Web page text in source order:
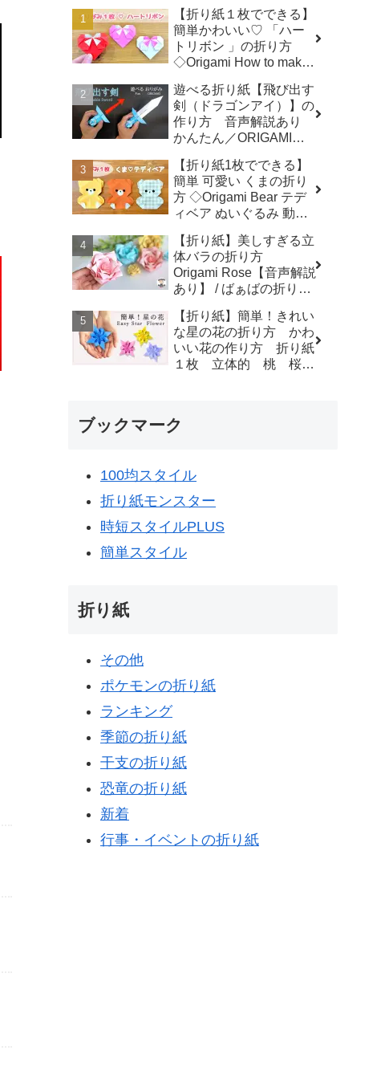
【折り紙１枚でできる】
簡単かわいい♡ 「ハー
トリボン 」の折り方
◇Origami How to make
レゼント 誕生日 母の日
父の日 バレンタイン◇ -
おりがみぷらざ Origami-
plaza
遊べる折り紙【飛び出す
剣（ドラゴンアイ）】の
作り方 音声解説あり
かんたん／ORIGAMI
with subtitles - Junの折
り紙
【折り紙1枚でできる】
簡単 可愛い くまの折り
方 ◇Origami Bear テデ
ィベア ぬいぐるみ 動物
animal◇ - おりがみぷら
ざ Origami-plaza
【折り紙】美しすぎる立
体バラの折り方
Origami Rose【音声解説
あり】 / ばぁばの折り紙
ネル
【折り紙】簡単！きれい
な星の花の折り方 かわ
いい花の作り方 折り紙
１枚 立体的 桃 桜
ブックマーク
100均スタイル
折り紙モンスター
時短スタイルPLUS
簡単スタイル
折り紙
その他
ポケモンの折り紙
ランキング
季節の折り紙
干支の折り紙
恐竜の折り紙
新着
行事・イベントの折り紙